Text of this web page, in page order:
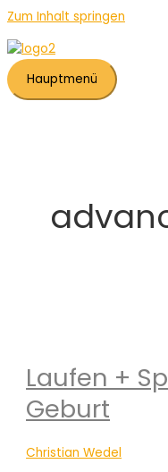
Zum Inhalt springen
Hauptmenü
Laufen +
Geburt
Christian Wedel